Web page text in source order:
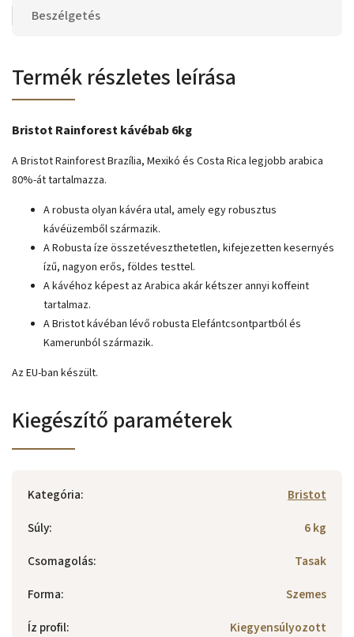
Beszélgetés
Termék részletes leírása
Bristot Rainforest kávébab 6kg
A Bristot Rainforest Brazília, Mexikó és Costa Rica legjobb arabica
80%-át tartalmazza.
A robusta olyan kávéra utal, amely egy robusztus
kávéüzemből származik.
A Robusta íze összetéveszthetetlen, kifejezetten kesernyés
ízű, nagyon erős, földes testtel.
A kávéhoz képest az Arabica akár kétszer annyi koffeint
tartalmaz.
A Bristot kávéban lévő robusta Elefántcsontpartból és
Kamerunból származik.
Az EU-ban készült.
Kiegészítő paraméterek
Kategória:
Bristot
Súly:
6 kg
Csomagolás:
Tasak
Forma:
Szemes
Íz profil:
Kiegyensúlyozott